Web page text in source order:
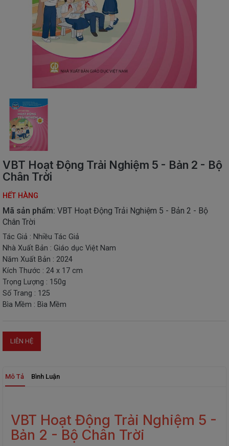
SÁCH
THIẾU
SÁCH
NGOẠI
NGỮ
VPP
-
ĐỒ
DÙNG
SINH
TẶNG
-
CHƠI
THIẾT
BỊ
STEM
VBT Hoạt Động Trải Nghiệm 5 - Bản 2 - Bộ
Chân Trời
HẾT HÀNG
Mã sản phẩm: VBT Hoạt Động Trải Nghiệm 5 - Bản 2 - Bộ
Chân Trời
Tác Giả : Nhiều Tác Giả
Nhà Xuất Bản : Giáo dục Việt Nam
Năm Xuất Bản : 2024
Kích Thước : 24 x 17 cm
Trọng Lượng : 150g
Số Trang : 125
Bìa Mềm : Bìa Mềm
LIÊN HỆ
Mô Tả Bình Luận
VBT Hoạt Động Trải Nghiệm 5 -
Bản 2 - Bộ Chân Trời